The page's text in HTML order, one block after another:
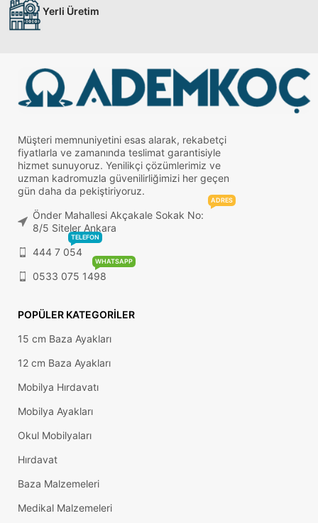
Yerli Üretim
Müşteri memnuniyetini esas alarak, rekabetçi
fiyatlarla ve zamanında teslimat garantisiyle
hizmet sunuyoruz. Yenilikçi çözümlerimiz ve
uzman kadromuzla güvenilirliğimizi her geçen
gün daha da pekiştiriyoruz.
Önder Mahallesi Akçakale Sokak No:
8/5 Siteler Ankara
ADRES
444 7 054
TELEFON
0533 075 1498
WHATSAPP
POPÜLER KATEGORILER
15 cm Baza Ayakları
12 cm Baza Ayakları
Mobilya Hırdavatı
Mobilya Ayakları
Okul Mobilyaları
Hırdavat
Baza Malzemeleri
Medikal Malzemeleri